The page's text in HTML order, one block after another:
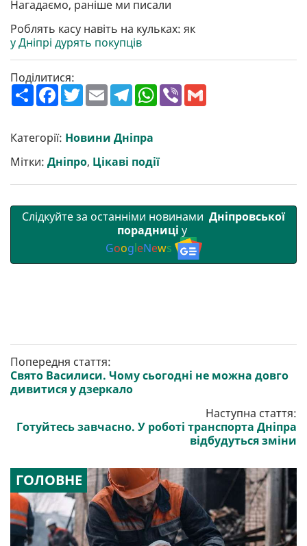
Нагадаємо, раніше ми писали
Роблять касу навіть на кульках: як
у Дніпрі дурять покупців
Поділитися:
П
о
р
и
т
и
F
a
b
o
o
k
T
w
t
e
r
E
m
l
T
e
g
r
a
m
W
h
p
p
V
Категорії: Новини Дніпра
Мітки: Дніпро, Цікаві події
Слідкуйте за останніми новинами Дніпровської
порадниці у
GoogleNews
Попередня стаття:
Свято Василиси. Чому сьогодні не можна довго
дивитися у дзеркало
Наступна стаття:
Готуйтесь завчасно. У роботі транспорта Дніпра
відбудуться зміни
ГОЛОВНЕ